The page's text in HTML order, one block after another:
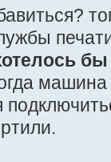
бы